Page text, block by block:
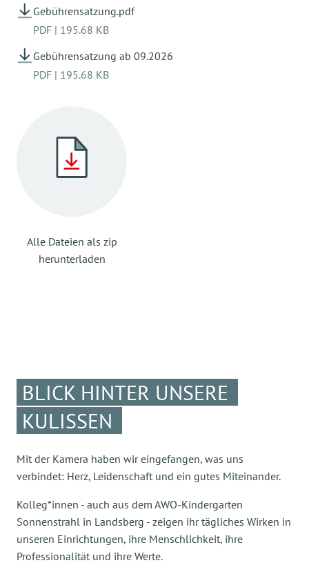
Betriebsausflug
23.08.2027-05.09.2027 Schließzeit -
Sommerferien
13.09.2027 Schließtag - Team-Tag
24.12.2027-31.12.2027 Schließzeit -
Weihnachtsferien
in Planung.
Gebührensatzung.pdf
PDF | 195.68 KB
Gebührensatzung ab 09.2026
PDF | 195.68 KB
Alle Dateien als zip
herunterladen
BLICK HINTER UNSERE
KULISSEN
Mit der Kamera haben wir eingefangen, was uns
verbindet: Herz, Leidenschaft und ein gutes Miteinander.
Kolleg*innen - auch aus dem AWO-Kindergarten
Sonnenstrahl in Landsberg - zeigen ihr tägliches Wirken in
unseren Einrichtungen, ihre Menschlichkeit, ihre
Professionalität und ihre Werte.